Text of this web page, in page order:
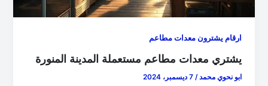
ارقام يشترون معدات مطاعم
يشتري معدات مطاعم مستعملة المدينة المنورة
ابو نحوي محمد/7 ديسمبر، 2024